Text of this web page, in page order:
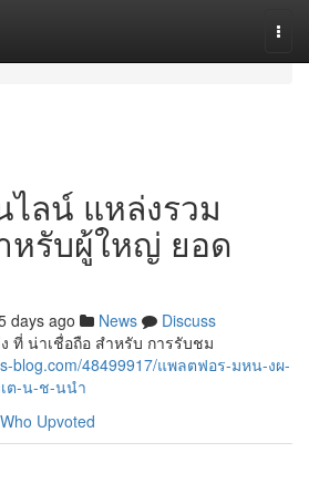
ลน์ แหล่งรวม
หรับผู้ใหญ่ ยอด
days ago News
Discuss
ที่ น่าเชื่อถือ สำหรับ การรับชม
blog.com/48499917/แพลตฟอร-มหน-งผ-
ต-น-ช-นนำ
Who Upvoted